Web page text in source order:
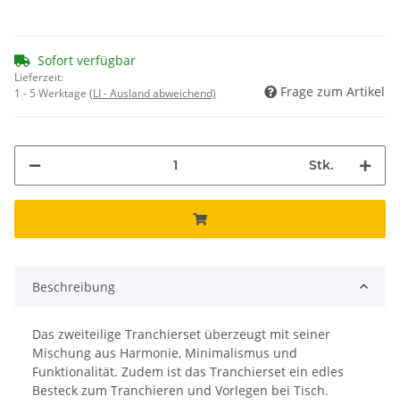
Sofort verfügbar
Lieferzeit:
1 - 5 Werktage (LI - Ausland abweichend) Frage zum Artikel
Stk.
Beschreibung
Das zweiteilige Tranchierset überzeugt mit seiner
Mischung aus Harmonie, Minimalismus und
Funktionalität. Zudem ist das Tranchierset ein edles
Besteck zum Tranchieren und Vorlegen bei Tisch.